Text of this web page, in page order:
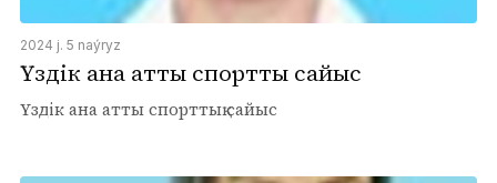
2024 j. 5 naýryz
Үздік ана атты спорттық сайыс
Үздік ана атты спорттық сайыс